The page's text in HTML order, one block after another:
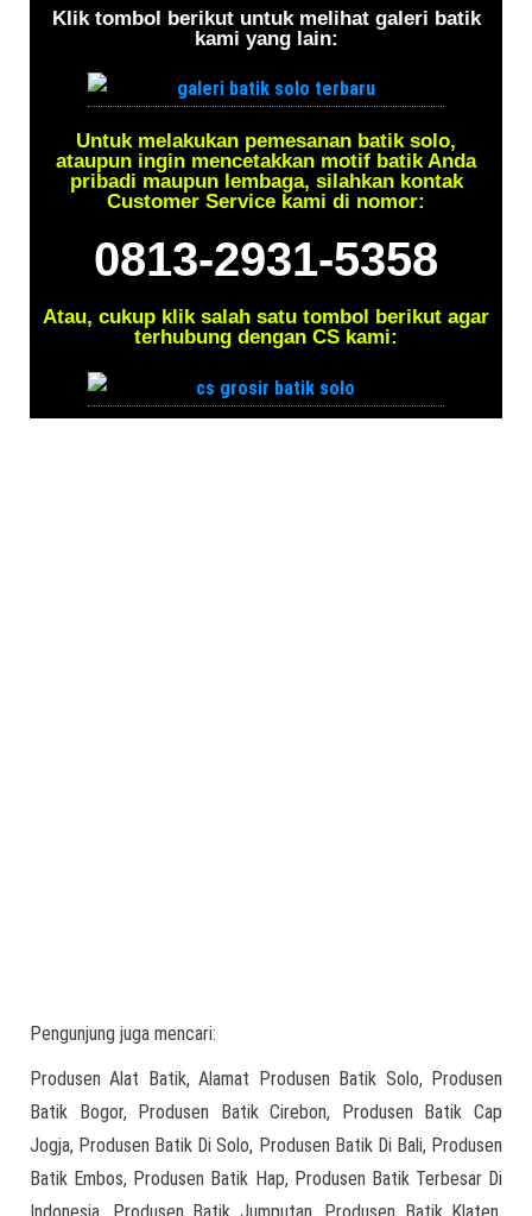
Klik tombol berikut untuk melihat galeri batik
kami yang lain:
Untuk melakukan pemesanan batik solo,
ataupun ingin mencetakkan motif batik Anda
pribadi maupun lembaga, silahkan kontak
Customer Service kami di nomor:
0813-2931-5358
Atau, cukup klik salah satu tombol berikut agar
terhubung dengan CS kami:
Pengunjung juga mencari:
Produsen Alat Batik, Alamat Produsen Batik Solo, Produsen
Batik Bogor, Produsen Batik Cirebon, Produsen Batik Cap
Jogja, Produsen Batik Di Solo, Produsen Batik Di Bali, Produsen
Batik Embos, Produsen Batik Hap, Produsen Batik Terbesar Di